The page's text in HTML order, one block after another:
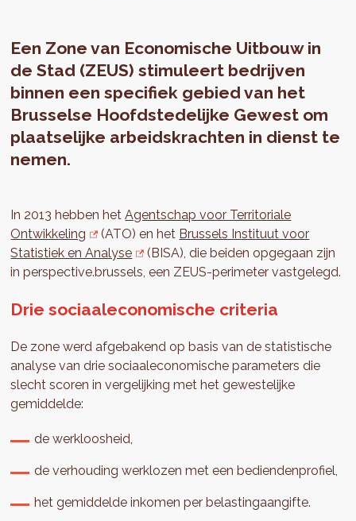
Een Zone van Economische Uitbouw in
de Stad (ZEUS) stimuleert bedrijven
binnen een specifiek gebied van het
Brusselse Hoofdstedelijke Gewest om
plaatselijke arbeidskrachten in dienst te
nemen.
In 2013 hebben hetAgentschap voor Territoriale
Ontwikkeling
(ATO) en het Brussels Instituut voor
Statistiek en Analyse
(BISA), die beiden opgegaan zijn
in perspective.brussels, een ZEUS-perimeter vastgelegd.
Drie sociaaleconomische criteria
De zone werd afgebakend op basis van de statistische
analyse van drie sociaaleconomische parameters die
slecht scoren in vergelijking met het gewestelijke
gemiddelde:
de werkloosheid,
de verhouding werklozen met een bediendenprofiel,
het gemiddelde inkomen per belastingaangifte.